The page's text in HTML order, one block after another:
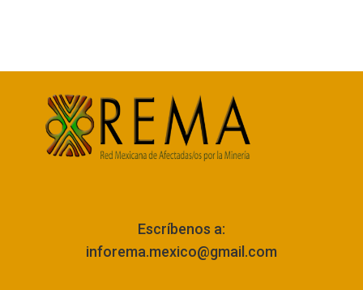
Escríbenos a:
inforema.mexico@gmail.com